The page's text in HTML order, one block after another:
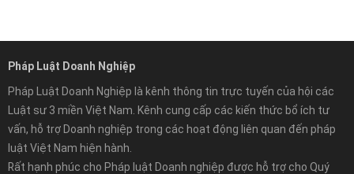
Pháp Luật Doanh Nghiệp
Pháp Luật Doanh Nghiệp là kênh thông tin trực tuyến của hội các
Luật sư 3 miền Việt Nam. Kênh cung cấp các kiến thức bổ ích tư
vấn, hỗ trợ Doanh nghiệp trong các hoạt động liên quan đến pháp
luật Việt Nam hiện hành.
Rất hạnh phúc cho Pháp luật Doanh nghiệp được hỗ trợ cho Quý